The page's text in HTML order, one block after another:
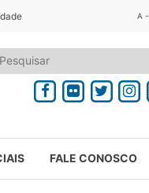
A -
FALE CONOSCO